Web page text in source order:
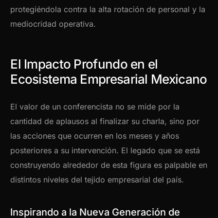
protegiéndola contra la alta rotación de personal y la
mediocridad operativa.
El Impacto Profundo en el
Ecosistema Empresarial Mexicano
El valor de un conferencista no se mide por la
cantidad de aplausos al finalizar su charla, sino por
las acciones que ocurren en los meses y años
posteriores a su intervención. El legado que se está
construyendo alrededor de esta figura es palpable en
distintos niveles del tejido empresarial del país.
Inspirando a la Nueva Generación de